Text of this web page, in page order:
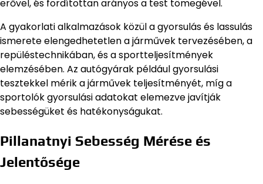
erővel, és fordítottan arányos a test tömegével.
A gyakorlati alkalmazások közül a gyorsulás és lassulás
ismerete elengedhetetlen a járművek tervezésében, a
repüléstechnikában, és a sportteljesítmények
elemzésében. Az autógyárak például gyorsulási
tesztekkel mérik a járművek teljesítményét, míg a
sportolók gyorsulási adatokat elemezve javítják
sebességüket és hatékonyságukat.
Pillanatnyi Sebesség Mérése és
Jelentősége